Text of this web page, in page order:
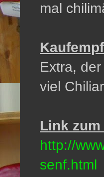
mal
Extra,
viel
Link
http://
senf.html